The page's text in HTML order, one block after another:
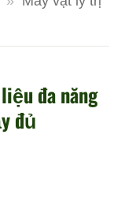
đa năng
đủ